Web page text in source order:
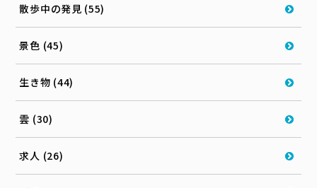
散歩中の発見 (55)
景色 (45)
生き物 (44)
雲 (30)
求人 (26)